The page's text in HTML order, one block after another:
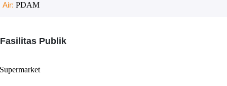
Air: PDAM
Fasilitas Publik
Supermarket